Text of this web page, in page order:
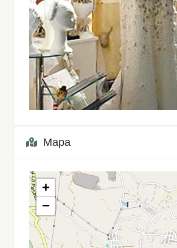
Mapa
+
−